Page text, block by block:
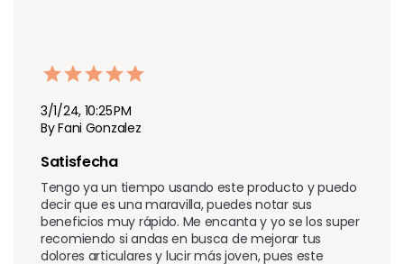
3/1/24, 10:25 PM
By Fani Gonzalez
Satisfecha
Tengo ya un tiempo usando este producto y puedo
decir que es una maravilla, puedes notar sus
beneficios muy rápido. Me encanta y yo se los super
recomiendo si andas en busca de mejorar tus
dolores articulares y lucir más joven, pues este